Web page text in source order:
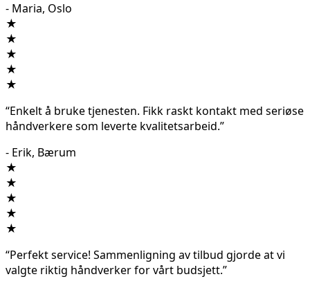
- Maria, Oslo
★
★
★
★
★
“Enkelt å bruke tjenesten. Fikk raskt kontakt med seriøse
håndverkere som leverte kvalitetsarbeid.”
- Erik, Bærum
★
★
★
★
★
“Perfekt service! Sammenligning av tilbud gjorde at vi
valgte riktig håndverker for vårt budsjett.”